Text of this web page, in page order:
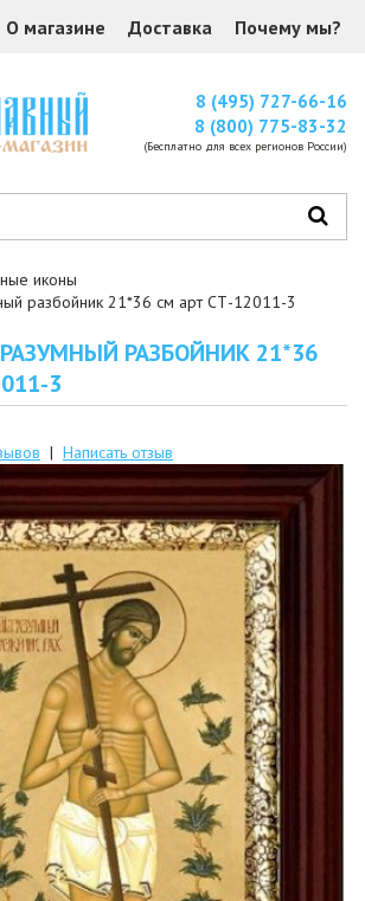
О магазине Доставка Почему мы?
8 (495) 727-66-16
8 (800) 775-83-32
(Бесплатно для всех регионов России)
иконы
разбойник 21*36 см арт СТ-12011-3
РАЗБОЙНИК 21*36
3
| Написать отзыв